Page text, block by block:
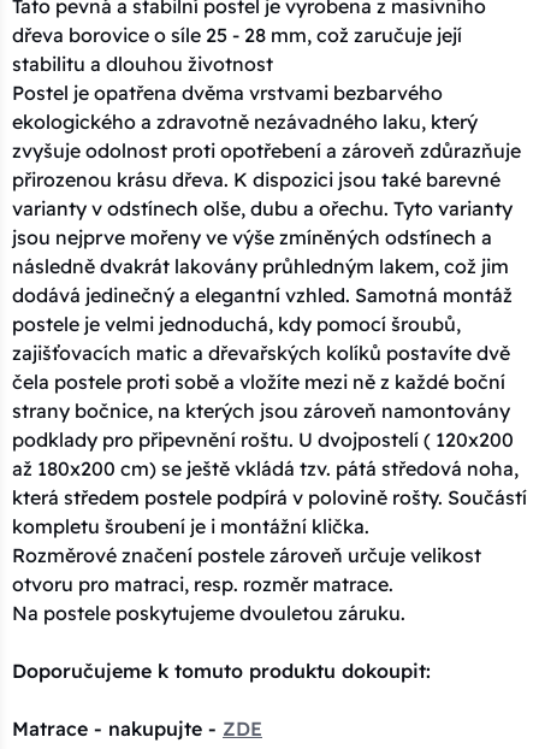
Tato pevná a stabilní postel je vyrobena z masivního
dřeva borovice o síle 25 - 28 mm, což zaručuje její
stabilitu a dlouhou životnost
Postel je opatřena dvěma vrstvami bezbarvého
ekologického a zdravotně nezávadného laku, který
zvyšuje odolnost proti opotřebení a zároveň zdůrazňuje
přirozenou krásu dřeva. K dispozici jsou také barevné
varianty v odstínech olše, dubu a ořechu. Tyto varianty
jsou nejprve mořeny ve výše zmíněných odstínech a
následně dvakrát lakovány průhledným lakem, což jim
dodává jedinečný a elegantní vzhled. Samotná montáž
postele je velmi jednoduchá, kdy pomocí šroubů,
zajišťovacích matic a dřevařských kolíků postavíte dvě
čela postele proti sobě a vložíte mezi ně z každé boční
strany bočnice, na kterých jsou zároveň namontovány
podklady pro připevnění roštu. U dvojpostelí ( 120x200
až 180x200 cm) se ještě vkládá tzv. pátá středová noha,
která středem postele podpírá v polovině rošty. Součástí
kompletu šroubení je i montážní klička.
Rozměrové značení postele zároveň určuje velikost
otvoru pro matraci, resp. rozměr matrace.
Na postele poskytujeme dvouletou záruku.
Doporučujeme k tomuto produktu dokoupit:
Matrace - nakupujte - ZDE